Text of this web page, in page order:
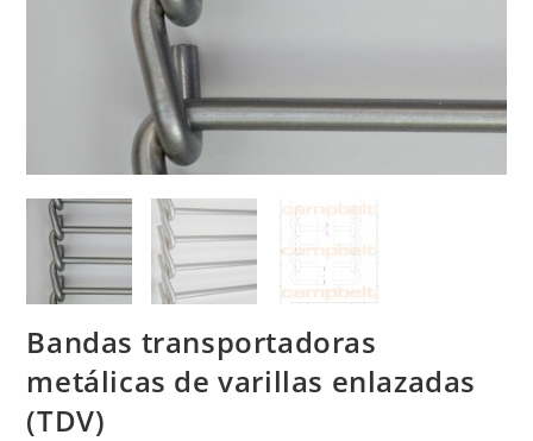
Bandas transportadoras
metálicas de varillas enlazadas
(TDV)